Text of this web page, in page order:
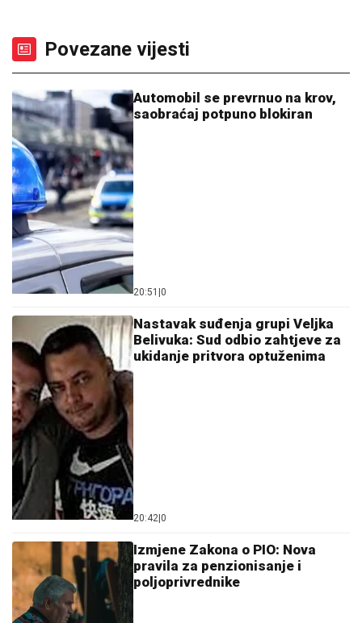
Povezane vijesti
Automobil se prevrnuo na krov,
saobraćaj potpuno blokiran
20:51 0
Nastavak suđenja grupi Veljka
Belivuka: Sud odbio zahtjeve za
ukidanje pritvora optuženima
20:42 0
Izmjene Zakona o PIO: Nova
pravila za penzionisanje i
poljoprivrednike